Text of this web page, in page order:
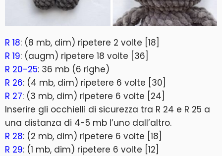
R 18: (8 mb, dim) ripetere 2 volte [18]
R 19: (augm) ripetere 18 volte [36]
R 20-25: 36 mb (6 righe)
R 26: (4 mb, dim) ripetere 6 volte [30]
R 27: (3 mb, dim) ripetere 6 volte [24]
Inserire gli occhielli di sicurezza tra R 24 e R 25 a
una distanza di 4-5 mb l’uno dall’altro.
R 28: (2 mb, dim) ripetere 6 volte [18]
R 29: (1 mb, dim) ripetere 6 volte [12]